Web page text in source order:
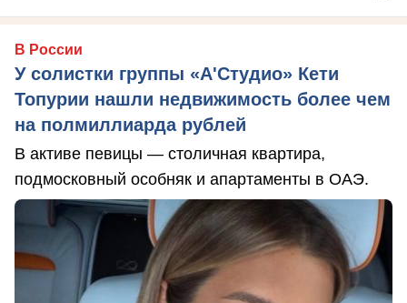
В России
У солистки группы «А'Студио» Кети
Топурии нашли недвижимость более чем
на полмиллиарда рублей
В активе певицы — столичная квартира,
подмосковный особняк и апартаменты в ОАЭ.